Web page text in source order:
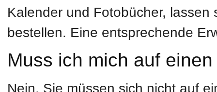
Kalender und Fotobücher,
bestellen. Eine entsprechende
Muss ich mich auf
Nein, Sie müssen sich nicht auf